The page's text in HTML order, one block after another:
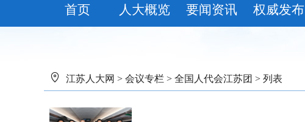
首页 人大概览 要闻资讯 权威发布
江苏人大网 > 会议专栏 > 全国人代会江苏团 > 列表